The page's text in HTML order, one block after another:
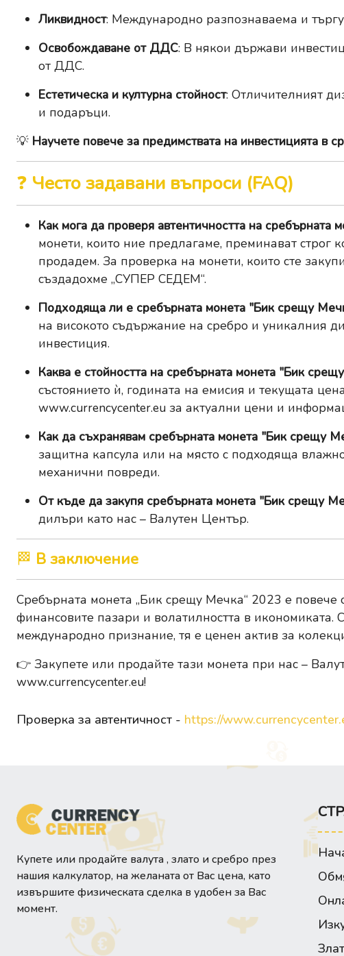
Ликвидност: Международно разпознаваема и
Освобождаване от ДДС: В някои държави
от ДДС.
Естетическа и културна стойност: Отличителният
и подаръци.
💡 Научете повече за предимствата на инвестицията в
❓ Често задавани въпроси (FAQ)
Как мога да проверя автентичността на
монети, които ние предлагаме, преминават строг
продадем. За проверка на монети, които сте
създадохме „СУПЕР СЕДЕМ“.
Подходяща ли е сребърната монета "Бик срещу
на високото съдържание на сребро и уникалния
инвестиция.
Каква е стойността на сребърната монета "Бик
състоянието ѝ, годината на емисия и текущата
www.currencycenter.eu за актуални цени и
Как да съхранявам сребърната монета "Бик срещу
защитна капсула или на място с подходяща
механични повреди.
От къде да закупя сребърната монета "Бик срещу
дилъри като нас – Валутен Център.
🏁 В заключение
Сребърната монета „Бик срещу Мечка“ 2023 е повече
финансовите пазари и волатилността в икономиката.
международно признание, тя е ценен актив за
👉 Закупете или продайте тази монета при нас –
www.currencycenter.eu!
Проверка за автентичност - https://
Купете или продайте валута , злато и сребро през
нашия калкулатор, на желаната от Вас цена, като
извършите физическата сделка в удобен за Вас
момент.